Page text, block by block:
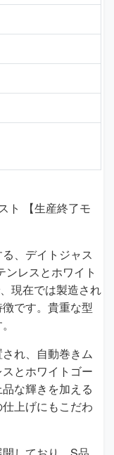
ト 【生産終了モ
、デイトジャス
ンレスとホワイト
現在では製造され
です。貴重な型
れ、自動巻きム
とホワイトゴー
な輝きを加える
上げにもこだわ